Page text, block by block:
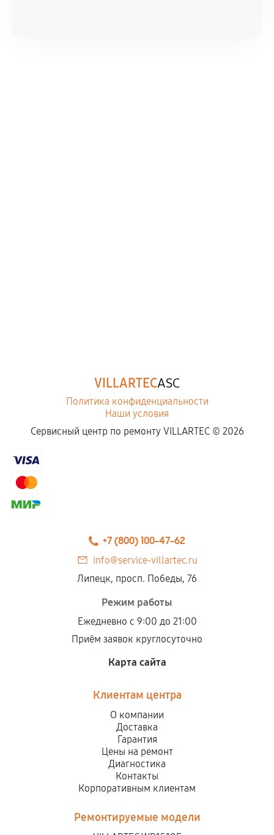
VILLARTECASC
Политика конфиденциальности
Наши условия
Сервисный центр по ремонту VILLARTEC © 2026
+7 (800) 100-47-62
info@service-villartec.ru
Липецк, просп. Победы, 76
Режим работы
Ежедневно с 9:00 до 21:00
Приём заявок круглосуточно
Карта сайта
Клиентам центра
О компании
Доставка
Гарантия
Цены на ремонт
Диагностика
Контакты
Корпоративным клиентам
Ремонтируемые модели